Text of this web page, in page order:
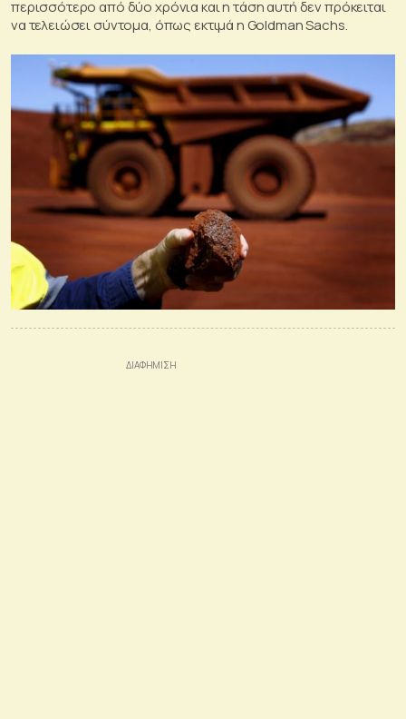
περισσότερο από δύο χρόνια και η τάση αυτή δεν πρόκειται
να τελειώσει σύντομα, όπως εκτιμά η Goldman Sachs.